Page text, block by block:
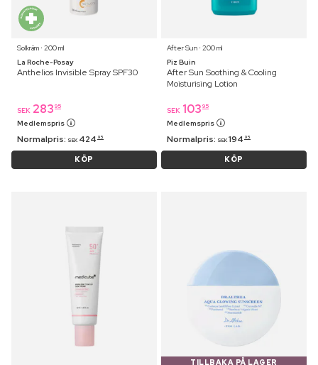
Solkräm ⋅ 200 ml
La Roche-Posay
Anthelios Invisible Spray SPF30
SEK 283 95
Medlemspris
Normalpris: SEK 424 95
KÖP
After Sun ⋅ 200 ml
Piz Buin
After Sun Soothing & Cooling
Moisturising Lotion
SEK 103 95
Medlemspris
Normalpris: SEK 194 95
KÖP
TILLBAKA PÅ LAGER